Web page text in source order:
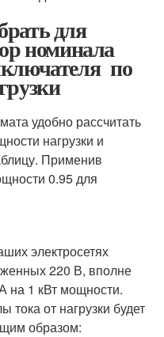
для
номинала
по
удобно рассчитать
нагрузки и
Применив
0.95 для
электросетях
220 В, вполне
на 1 кВт мощности.
тока от нагрузки будет
образом: